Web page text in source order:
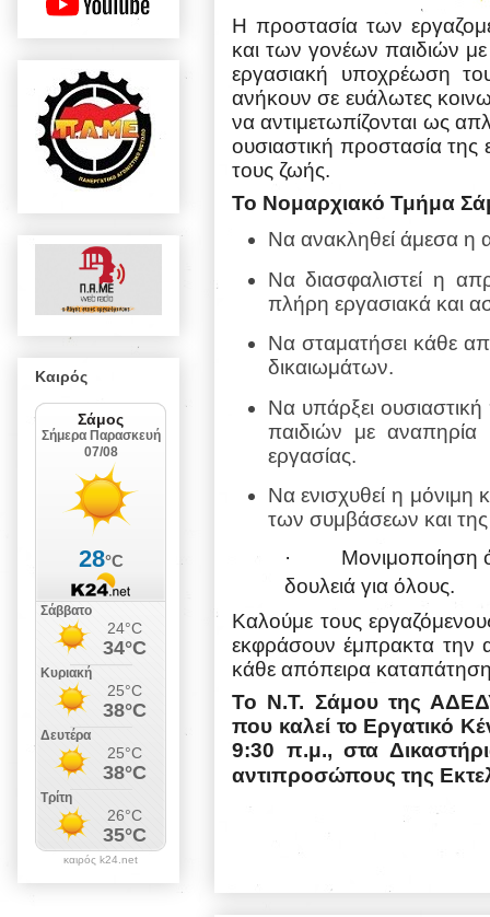
Η προστασία των
και των γονέων παιδιών με
εργασιακή υποχρέωση
ανήκουν σε ευάλωτες
να αντιμετωπίζονται ως
ουσιαστική προστασία της
τους ζωής.
Το Νομαρχιακό Τμήμα
Να ανακληθεί άμεσα η
Να διασφαλιστεί η
πλήρη εργασιακά και
Να σταματήσει κάθε
δικαιωμάτων.
Να υπάρξει
παιδιών με
εργασίας.
Να ενισχυθεί η μόνιμη
των συμβάσεων και
·
Μονιμοποίηση
δουλειά για όλους.
Καλούμε τους
εκφράσουν έμπρακτα την
κάθε απόπειρα
Το Ν.Τ. Σάμου της
που καλεί το Εργατικό
9:30 π.μ., στα
αντιπροσώπους της
Καιρός
καιρός k24.net